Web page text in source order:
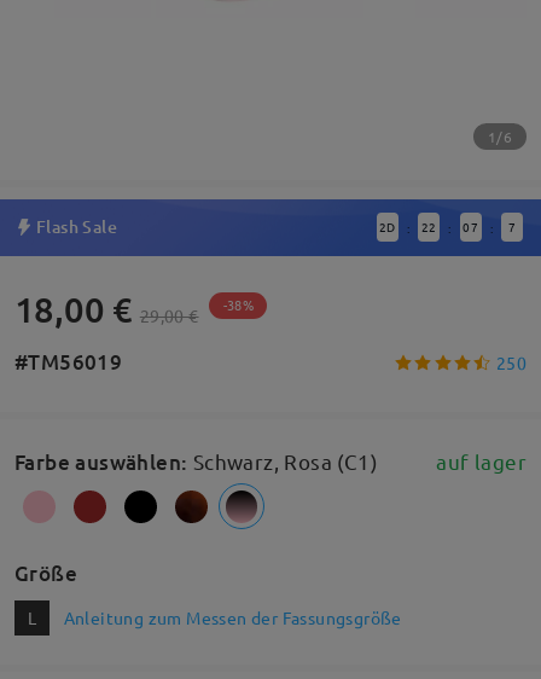
1/6
Flash Sale 2D : 22 : 07 : 6
18,00 € 29,00 € -38%
#TM56019 250
Farbe auswählen: Schwarz, Rosa (C1) auf lager
Größe
L Anleitung zum Messen der Fassungsgröße